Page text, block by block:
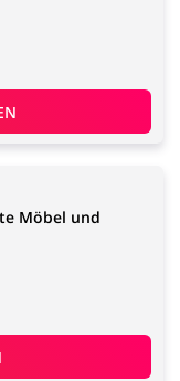
&
& Uhren
Möbel und